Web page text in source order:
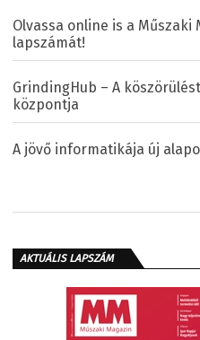
Olvassa online is a
lapszámát!
GrindingHub – A
központja
A jövő informatikája új
AKTUÁLIS LAPSZÁM